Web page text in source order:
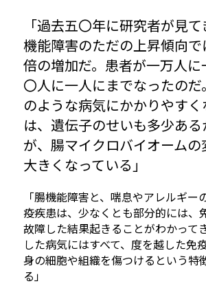
「過去五〇年に研究者が見
機能障害のただの上昇傾向
倍の増加だ。患者が一万人
〇人に一人にまでなったのだ
のような病気にかかりやす
は、遺伝子のせいも多少あ
が、腸マイクロバイオーム
大きくなっている」
「腸機能障害と、喘息やアレルギー
疫疾患は、少なくとも部分的には、
故障した結果起きることがわかって
した病気にはすべて、度を越した免
身の細胞や組織を傷つけるという特
る」